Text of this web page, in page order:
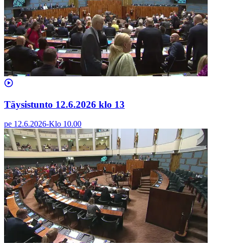
Täysistunto 12.6.2026 klo 13
pe 12.6.2026-Klo 10.00